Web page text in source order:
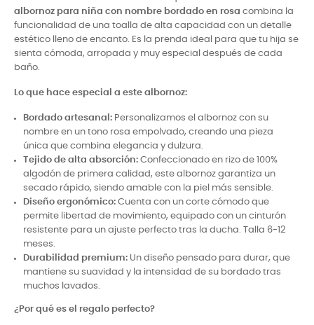
albornoz para niña con nombre bordado en rosa combina la
funcionalidad de una toalla de alta capacidad con un detalle
estético lleno de encanto. Es la prenda ideal para que tu hija se
sienta cómoda, arropada y muy especial después de cada
baño.
Lo que hace especial a este albornoz:
Bordado artesanal: Personalizamos el albornoz con su
nombre en un tono rosa empolvado, creando una pieza
única que combina elegancia y dulzura.
Tejido de alta absorción: Confeccionado en rizo de 100%
algodón de primera calidad, este albornoz garantiza un
secado rápido, siendo amable con la piel más sensible.
Diseño ergonómico: Cuenta con un corte cómodo que
permite libertad de movimiento, equipado con un cinturón
resistente para un ajuste perfecto tras la ducha. Talla 6-12
meses.
Durabilidad premium: Un diseño pensado para durar, que
mantiene su suavidad y la intensidad de su bordado tras
muchos lavados.
¿Por qué es el regalo perfecto?